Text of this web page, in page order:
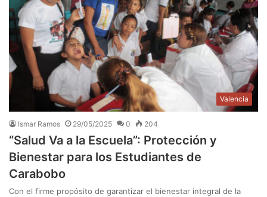
Valencia
Ismar Ramos 29/05/2025 0 204
“Salud Va a la Escuela”: Protección y
Bienestar para los Estudiantes de
Carabobo
Con el firme propósito de garantizar el bienestar integral de la